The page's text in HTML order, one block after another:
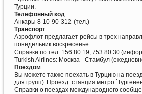
Турции.
Телефонный код
Анкары 8-10-90-312-(тел.)
Транспорт
Аэрофлот предлагает рейсы в трех
понедельник воскресенье.
Справки по тел. 156 80 19, 753 80 30
Turkish Airlines: Москва - Стамбул
Поездом
Вы можете также поехать в Турцию на
для групп). Проезд: станция метро
Справки о поездах международного